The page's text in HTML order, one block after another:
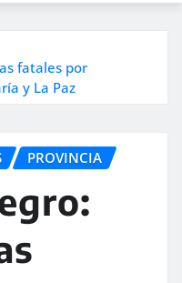
fatales por
y La Paz
PROVINCIA